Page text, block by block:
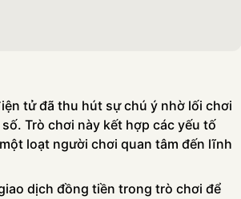
tử đã thu hút sự chú ý nhờ lối chơi
Trò chơi này kết hợp các yếu tố
loạt người chơi quan tâm đến lĩnh
dịch đồng tiền trong trò chơi để